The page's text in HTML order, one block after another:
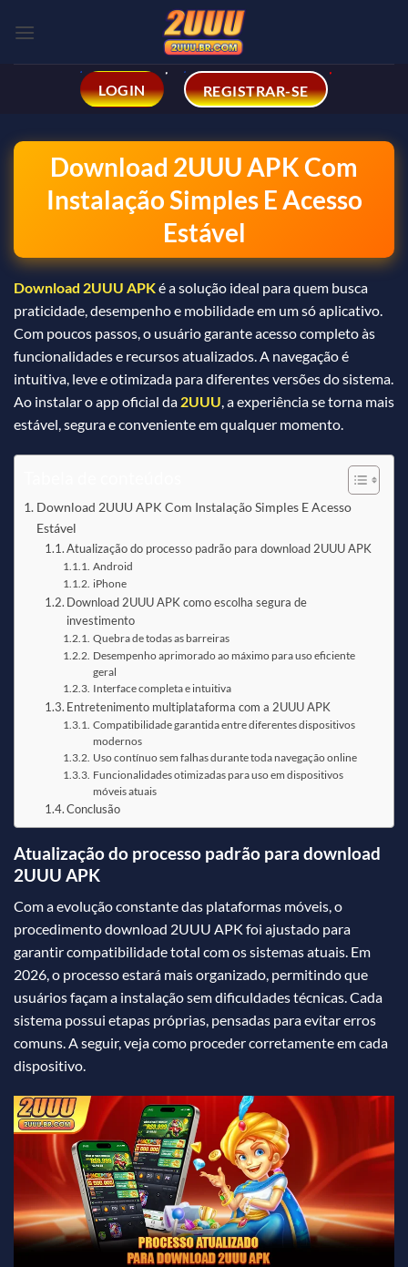
LOGIN
REGISTRAR-SE
Download 2UUU APK Com
Instalação Simples E Acesso
Estável
Download 2UUU APKé a solução ideal para quem busca
praticidade, desempenho e mobilidade em um só aplicativo.
Com poucos passos, o usuário garante acesso completo às
funcionalidades e recursos atualizados. A navegação é
intuitiva, leve e otimizada para diferentes versões do sistema.
Ao instalar o app oficial da 2UUU, a experiência se torna mais
estável, segura e conveniente em qualquer momento.
Download 2UUU APK Com Instalação Simples E Acesso
Estável
Atualização do processo padrão para download 2UUU APK
Android
iPhone
Download 2UUU APK como escolha segura de
investimento
Quebra de todas as barreiras
Desempenho aprimorado ao máximo para uso eficiente
geral
Interface completa e intuitiva
Entretenimento multiplataforma com a 2UUU APK
Compatibilidade garantida entre diferentes dispositivos
modernos
Uso contínuo sem falhas durante toda navegação online
Funcionalidades otimizadas para uso em dispositivos
móveis atuais
Conclusão
Atualização do processo padrão para download
2UUU APK
Com a evolução constante das plataformas móveis, o
procedimento download 2UUU APK foi ajustado para
garantir compatibilidade total com os sistemas atuais. Em
2026, o processo estará mais organizado, permitindo que
usuários façam a instalação sem dificuldades técnicas. Cada
sistema possui etapas próprias, pensadas para evitar erros
comuns. A seguir, veja como proceder corretamente em cada
dispositivo.